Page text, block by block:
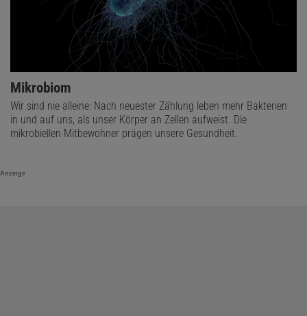
Mikrobiom
Wir sind nie alleine: Nach neuester Zählung leben mehr Bakterien
in und auf uns, als unser Körper an Zellen aufweist. Die
mikrobiellen Mitbewohner prägen unsere Gesundheit.
Anzeige